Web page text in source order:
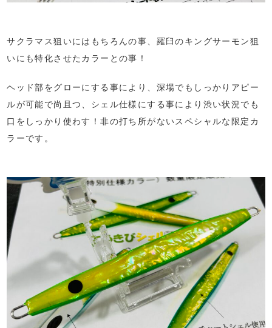
サクラマス狙いにはもちろんの事、羅臼のキングサーモン狙
いにも特化させたカラーとの事！
ヘッド部をグローにする事により、深場でもしっかりアピー
ルが可能で尚且つ、シェル仕様にする事により渋い状況でも
口をしっかり使わす！非の打ち所がないスペシャルな限定カ
ラーです。